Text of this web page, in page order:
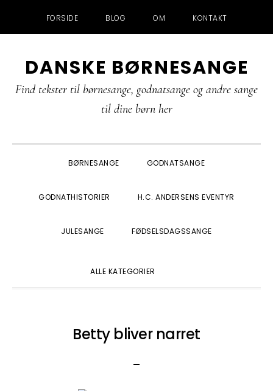
FORSIDE BLOG OM KONTAKT
direkte
til
indhold
direkte
til
direkte
til
DANSKE BØRNESANGE
Find tekster til børnesange, godnatsange og andre sange
til dine børn her
BØRNESANGE GODNATSANGE
GODNATHISTORIER H.C. ANDERSENS EVENTYR
JULESANGE FØDSELSDAGSSANGE
ALLE KATEGORIER
Betty bliver narret